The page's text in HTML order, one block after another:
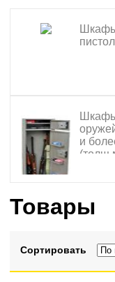
и
Товары
Сортировать